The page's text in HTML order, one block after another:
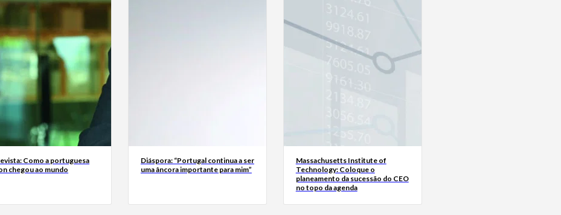
Como a portuguesa
chegou ao mundo
Diáspora: “Portugal continua a ser
uma âncora importante para mim”
Massachusetts Institute of
Technology: Coloque o
planeamento da sucessão do CEO
no topo da agenda